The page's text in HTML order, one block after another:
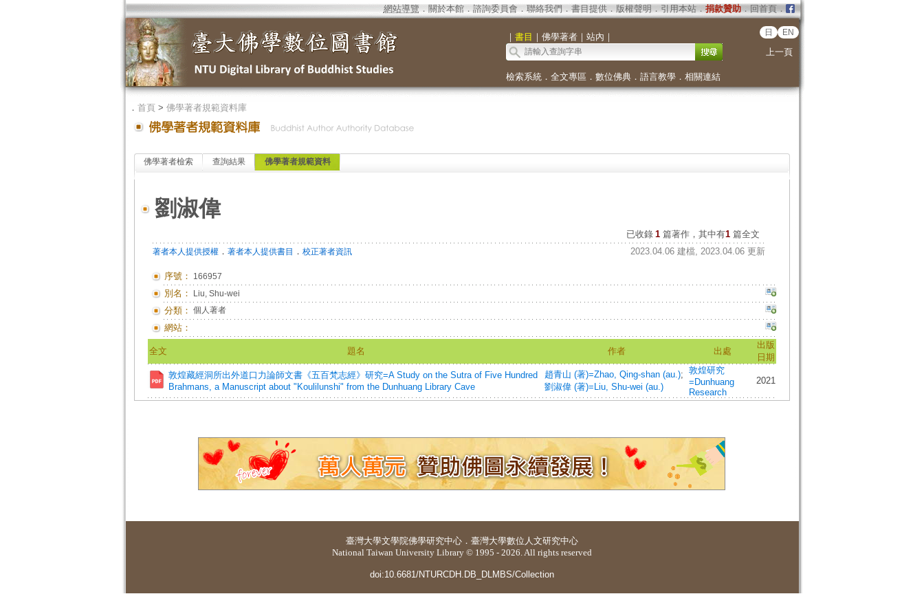
網站導覽 ． 關於本館． 諮詢委員會． 聯絡我們 ． 書目提供． 版權聲明 ． 引用本站． 捐款贊助．回首頁．
｜ 書目 ｜ 佛學著者｜ 站內 ｜ 日 EN
上一頁
檢索系統． 全文專區 ． 數位佛典． 語言教學． 相關連結
． 首頁> 佛學著者規範資料庫
佛學著者檢索 查詢結果 佛學著者規範資料
劉淑偉
已收錄 1 篇著作，其中有1篇全文
著者本人提供授權． 著者本人提供書目 ． 校正著者資訊 2023.04.06 建檔, 2023.04.06 更新
序號： 166957
別名： Liu, Shu-wei
分類： 個人著者
網站：
全文 題名 作者 出處
出版
日期
敦煌藏經洞所出外道口力論師文書《五百梵志經》研究=A Study on the Sutra of Five Hundred
Brahmans, a Manuscript about "Koulilunshi" from the Dunhuang Library Cave
趙青山 (著)=Zhao, Qing-shan (au.);
劉淑偉 (著)=Liu, Shu-wei (au.)
敦煌研究
=Dunhuang
Research
2021
臺灣大學文學院佛學研究中心 ． 臺灣大學數位人文研究中心
National Taiwan University Library © 1995 - 2026. All rights reserved
doi:10.6681/NTURCDH.DB_DLMBS/Collection